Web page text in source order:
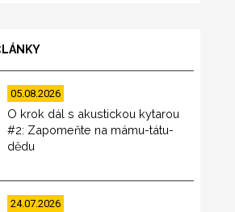
05.08.2026
O krok dál s akustickou kytarou
#2: Zapomeňte na mámu-tátu-
dědu
24.07.2026